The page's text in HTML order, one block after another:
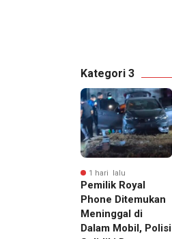
Kategori 3
1 hari lalu
Pemilik Royal
Phone Ditemukan
Meninggal di
Dalam Mobil, Polisi